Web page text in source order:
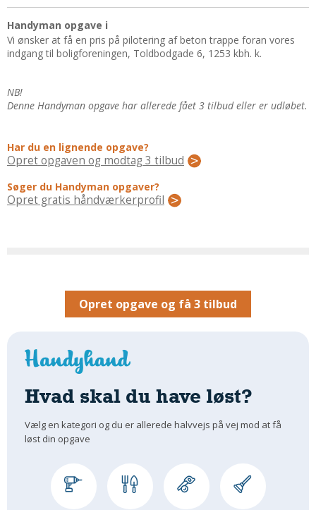
Andet
ELEKTRIKER
Om Materialer
VVS
Montage Og Udskiftning
Reparation Og Vedligehold
Varme Og Energi
Udendørs
Kan Det Males?
Nybygning
Reparationer
Om Materialer
GLARMESTER
Om Materialer
Handyman opgave i
Vi ønsker at få en pris på pilotering af beton trappe foran vores
indgang til boligforeningen, Toldbodgade 6, 1253 kbh. k.
NB!
Denne Handyman opgave har allerede fået 3 tilbud eller er udløbet.
Har du en lignende opgave?
Opret opgaven og modtag 3 tilbud
Søger du Handyman opgaver?
Opret gratis håndværkerprofil
Opret opgave og få 3 tilbud
Hvad skal du have løst?
Vælg en kategori og du er allerede halvvejs på vej mod at få
løst din opgave